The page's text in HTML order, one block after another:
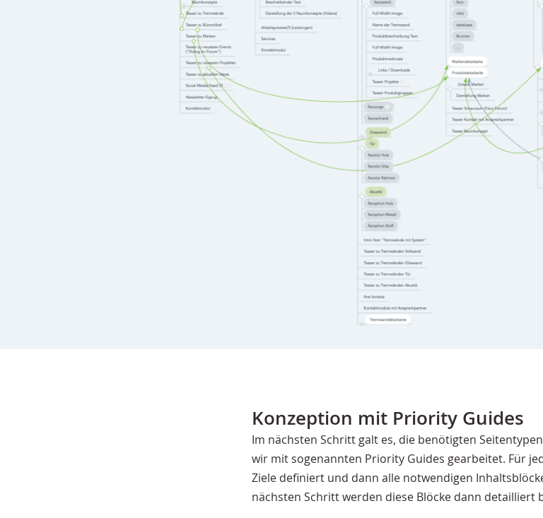
Konzeption mit Priority Guides
Im nächsten Schritt galt es, die benötigten
wir mit sogenannten Priority Guides gearbeitet. Für
Ziele definiert und dann alle notwendigen
nächsten Schritt werden diese Blöcke dann detailliert